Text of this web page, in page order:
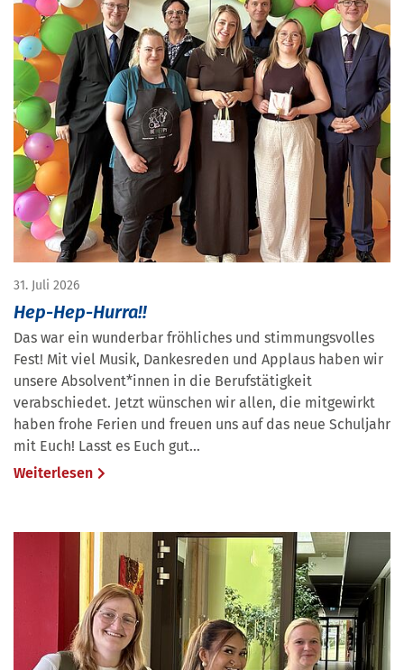
31. Juli 2026
Hep-Hep-Hurra!!
Das war ein wunderbar fröhliches und stimmungsvolles
Fest! Mit viel Musik, Dankesreden und Applaus haben wir
unsere Absolvent*innen in die Berufstätigkeit
verabschiedet. Jetzt wünschen wir allen, die mitgewirkt
haben frohe Ferien und freuen uns auf das neue Schuljahr
mit Euch! Lasst es Euch gut…
Weiterlesen